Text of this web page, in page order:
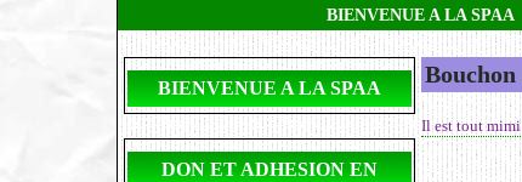
BIENVENUE A LA SPAA
BIENVENUE A LA SPAA
DON ET ADHESION EN
Bouchon
Il est tout mimi